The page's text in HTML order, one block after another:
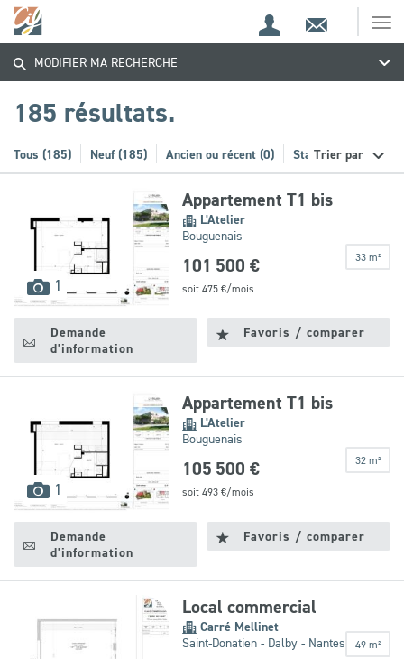
Espace
de
Espace
client
Contact
Trouvez
votre
bien
MODIFIER MA RECHERCHE
185 résultats.
Trier par
Tous (185) Neuf (185) Ancien ou récent (0) Stationnement (20)
1
disponibles
Appartement T1 bis
L'Atelier
Bouguenais
33 m²
101 500 €
soit 475€/mois
Demande
d'information
Favoris / comparer
1
disponibles
Appartement T1 bis
L'Atelier
Bouguenais
32 m²
105 500 €
soit 493€/mois
Demande
d'information
Favoris / comparer
Local commercial
Carré Mellinet
Saint-Donatien - Dalby - Nantes
49 m²